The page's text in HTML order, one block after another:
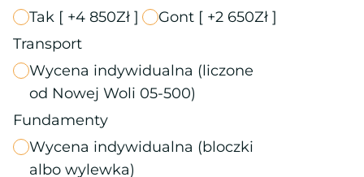
Tak [ +4 850Zł ]
Gont [ +2 650Zł ]
Transport
Wycena indywidualna (liczone
od Nowej Woli 05-500)
Fundamenty
Wycena indywidualna (bloczki
albo wylewka)